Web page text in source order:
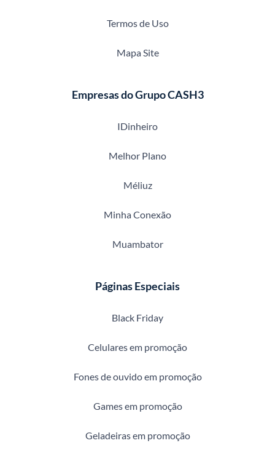
Termos de Uso
Mapa Site
Empresas do Grupo CASH3
IDinheiro
Melhor Plano
Méliuz
Minha Conexão
Muambator
Páginas Especiais
Black Friday
Celulares em promoção
Fones de ouvido em promoção
Games em promoção
Geladeiras em promoção